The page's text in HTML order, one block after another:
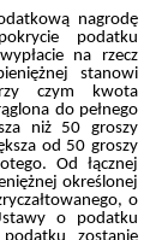
nagrodę
podatku
na rzecz
stanowi
czym kwota
do pełnego
niż 50 groszy
od 50 groszy
Od łącznej
określonej
o
o podatku